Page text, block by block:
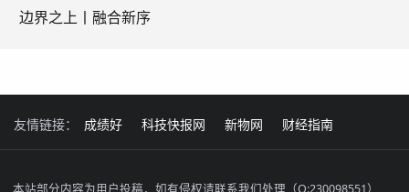
边界之上丨融合新序
友情链接： 成绩好 科技快报网 新物网 财经指南